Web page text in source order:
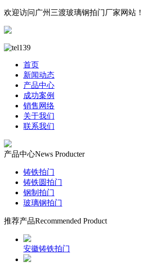
欢迎访问广州三渡玻璃钢拍门厂家网站！
首页
新闻动态
产品中心
成功案例
销售网络
关于我们
联系我们
产品中心News Producter
铸铁拍门
铸铁圆拍门
钢制拍门
玻璃钢拍门
推荐产品Recommended Product
安徽铸铁拍门